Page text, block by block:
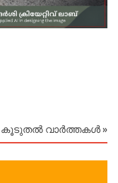
കൂടുതൽ വാർത്തകൾ »